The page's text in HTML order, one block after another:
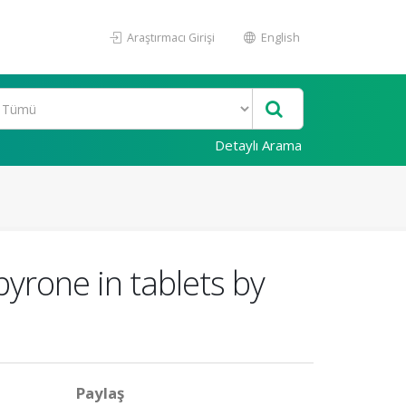
Araştırmacı Girişi English
Detaylı Arama
in tablets by
Paylaş